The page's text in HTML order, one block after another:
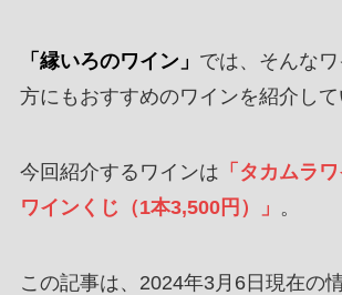
「縁いろのワイン」 では、そんな
方にもおすすめのワインを紹介して
今回紹介するワインは 「 タカムラ
ワインくじ（1本3,500円）
」 。
この記事は、2024年3月6日現在の